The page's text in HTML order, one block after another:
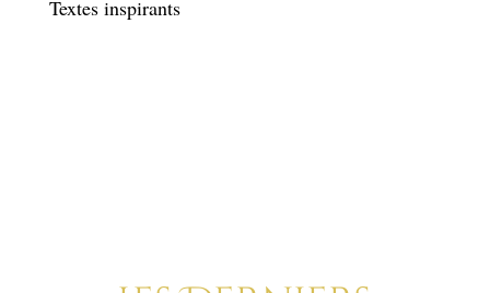
Textes inspirants